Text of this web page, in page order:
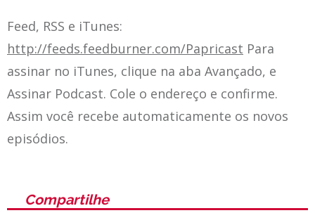
Feed, RSS e iTunes:
http://feeds.feedburner.com/Papricast Para
assinar no iTunes, clique na aba Avançado, e
Assinar Podcast. Cole o endereço e confirme.
Assim você recebe automaticamente os novos
episódios.
Compartilhe